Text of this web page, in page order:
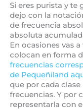
Si eres purista y te
dejo con la
de frecuencia
absoluta
En ocasiones vas
colocan en forma
frecuencias
de Pequeñiland
que por cada
frecuencias. Y por
representarla con